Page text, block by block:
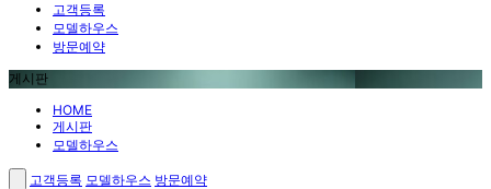
고객등록
모델하우스
방문예약
게시판
HOME
게시판
모델하우스
고객등록 모델하우스 방문예약